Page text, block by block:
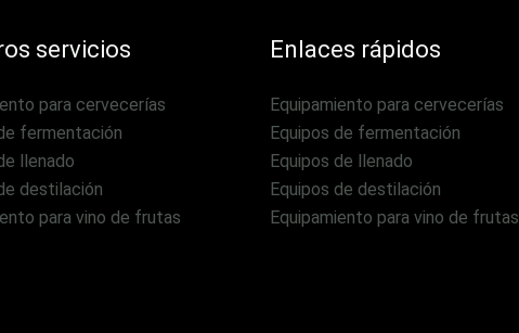
servicios
para cervecerías
fermentación
llenado
destilación
para vino de frutas
Enlaces rápidos
Equipamiento para cervecerías
Equipos de fermentación
Equipos de llenado
Equipos de destilación
Equipamiento para vino de frutas